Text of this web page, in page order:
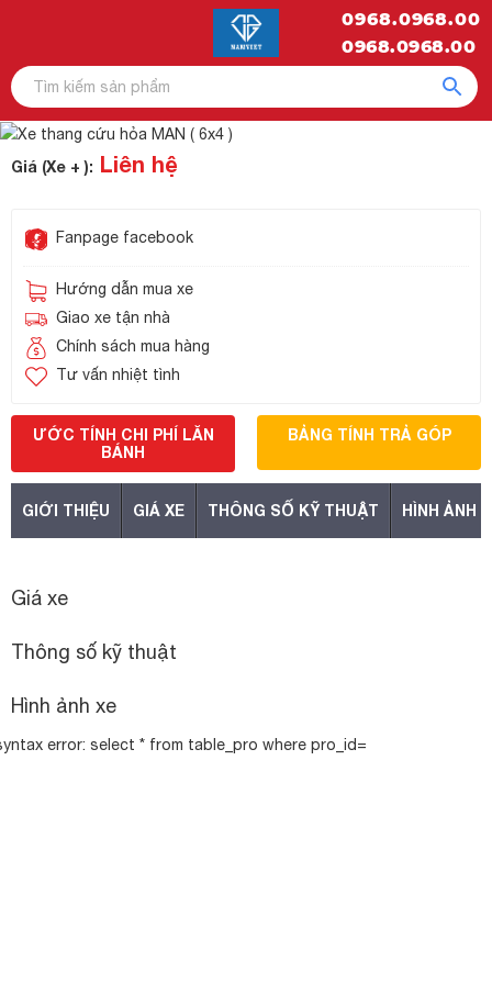
0968.0968.00
0968.0968.00
Giá (Xe + ): Liên hệ
Fanpage facebook
Hướng dẫn mua xe
Giao xe tận nhà
Chính sách mua hàng
Tư vấn nhiệt tình
ƯỚC TÍNH CHI PHÍ LĂN
BÁNH
BẢNG TÍNH TRẢ GÓP
GIỚI THIỆU GIÁ XE THÔNG SỐ KỸ THUẬT HÌNH ẢNH
Giá xe
Thông số kỹ thuật
Hình ảnh xe
error: select * from table_pro where pro_id=